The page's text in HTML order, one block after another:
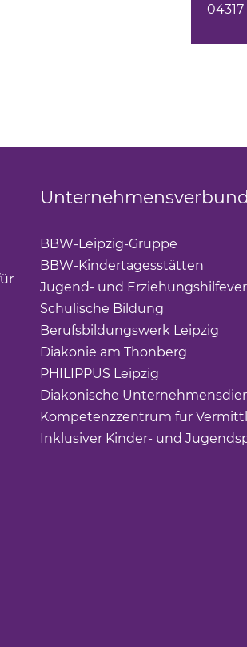
Unternehmensverbund
BBW-Leipzig-Gruppe
BBW-Kindertagesstätten
Jugend- und
Schulische Bildung
Berufsbildungswerk Leipzig
Diakonie am Thonberg
PHILIPPUS Leipzig
Diakonische
Kompetenzzentrum für
Inklusiver Kinder- und